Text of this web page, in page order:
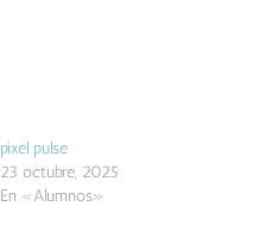
pixel pulse
23 octubre, 2025
En «Alumnos»